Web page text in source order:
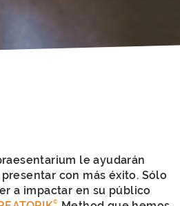
le ayudarán
con más éxito. Sólo
a impactar en su público
©